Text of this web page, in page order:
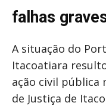
falhas
A situação do
Itacoatiara
ação civil pública
de Justiça de